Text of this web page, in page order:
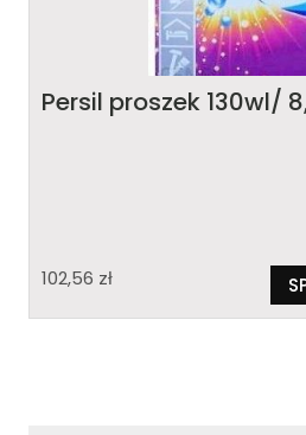
Persil proszek 130wl/
102,56 zł